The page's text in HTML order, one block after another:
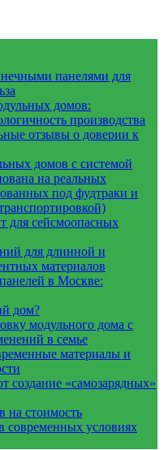
панелями для
домов:
производства
отзывы о доверии к
домов с системой
на реальных
под фудтраки и
для сейсмоопасных
для длинной и
материалов
в Москве:
дом?
модульного дома с
в семье
материалы и
создание «самозарядных»
на стоимость
современных условиях